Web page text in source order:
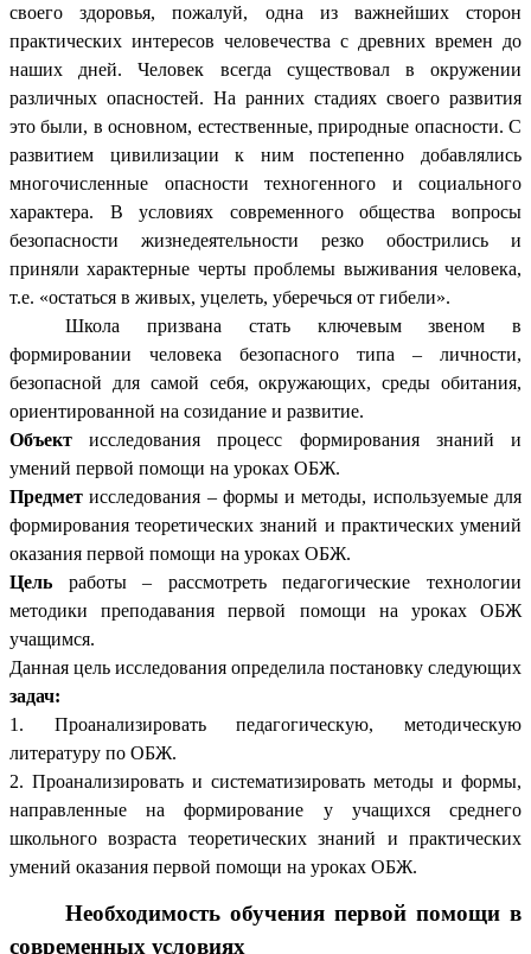
своего здоровья, пожалуй, одна из важнейших сторон
практических интересов человечества с древних времен до
наших дней. Человек всегда существовал в окружении
различных опасностей. На ранних стадиях своего развития
это были, в основном, естественные, природные опасности. С
развитием цивилизации к ним постепенно добавлялись
многочисленные опасности техногенного и социального
характера. В условиях современного общества вопросы
безопасности жизнедеятельности резко обострились и
приняли характерные черты проблемы выживания человека,
т.е. «остаться в живых, уцелеть, уберечься от гибели».
Школа призвана стать ключевым звеном в
формировании человека безопасного типа – личности,
безопасной для самой себя, окружающих, среды обитания,
ориентированной на созидание и развитие.
Объект исследования процесс формирования знаний и
умений первой помощи на уроках ОБЖ.
Предмет исследования – формы и методы, используемые для
формирования теоретических знаний и практических умений
оказания первой помощи на уроках ОБЖ.
Цель работы – рассмотреть педагогические технологии
методики преподавания первой помощи на уроках ОБЖ
учащимся.
Данная цель исследования определила постановку следующих
задач:
1. Проанализировать педагогическую, методическую
литературу по ОБЖ.
2. Проанализировать и систематизировать методы и формы,
направленные на формирование у учащихся среднего
школьного возраста теоретических знаний и практических
умений оказания первой помощи на уроках ОБЖ.
Необходимость обучения первой помощи в
современных условиях